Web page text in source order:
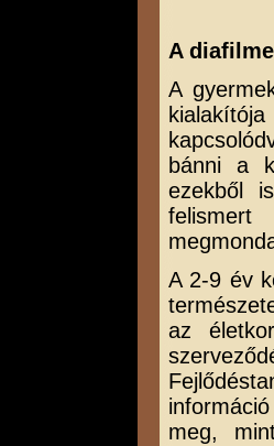
A
A
bánni a
ezekből
A 2-9 év
az
meg,